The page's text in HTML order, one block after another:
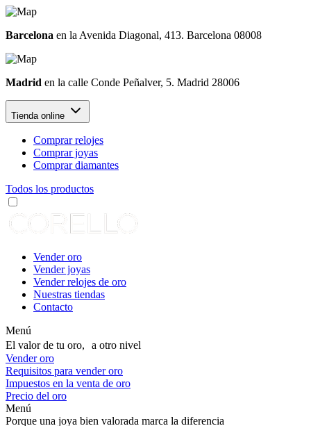
Barcelona en la Avenida Diagonal, 413. Barcelona 08008
Madrid en la calle Conde Peñalver, 5. Madrid 28006
Tienda online
Comprar relojes
Comprar joyas
Comprar diamantes
Todos los productos
Vender oro
Vender joyas
Vender relojes de oro
Nuestras tiendas
Contacto
Menú
El valor de tu oro, a otro nivel
Vender oro
Requisitos para vender oro
Impuestos en la venta de oro
Precio del oro
Menú
Porque una joya bien valorada marca la diferencia